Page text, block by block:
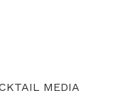
MEDIA